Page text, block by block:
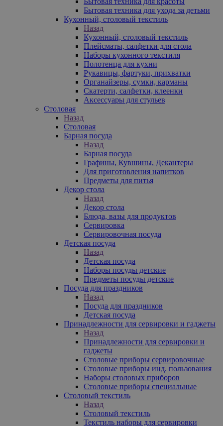
Бытовая техника для ухода за детьми
Кухонный, столовый текстиль
Назад
Кухонный, столовый текстиль
Плейсматы, салфетки для стола
Наборы кухонного текстиля
Полотенца для кухни
Рукавицы, фартуки, прихватки
Органайзеры, сумки, карманы
Скатерти, салфетки, клеенки
Аксессуары для стульев
Столовая
Назад
Столовая
Барная посуда
Назад
Барная посуда
Графины, Кувшины, Декантеры
Для приготовления напитков
Предметы для питья
Декор стола
Назад
Декор стола
Блюда, вазы для продуктов
Сервировка
Сервировочная посуда
Детская посуда
Назад
Детская посуда
Наборы посуды детские
Предметы посуды детские
Посуда для праздников
Назад
Посуда для праздников
Детская посуда
Принадлежности для сервировки и гаджеты
Назад
Принадлежности для сервировки и
гаджеты
Столовые приборы сервировочные
Столовые приборы инд. пользования
Наборы столовых приборов
Столовые приборы специальные
Столовый текстиль
Назад
Столовый текстиль
Текстиль наборы для сервировки